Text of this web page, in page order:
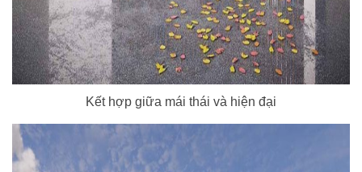
Kết hợp giữa mái thái và hiện đại